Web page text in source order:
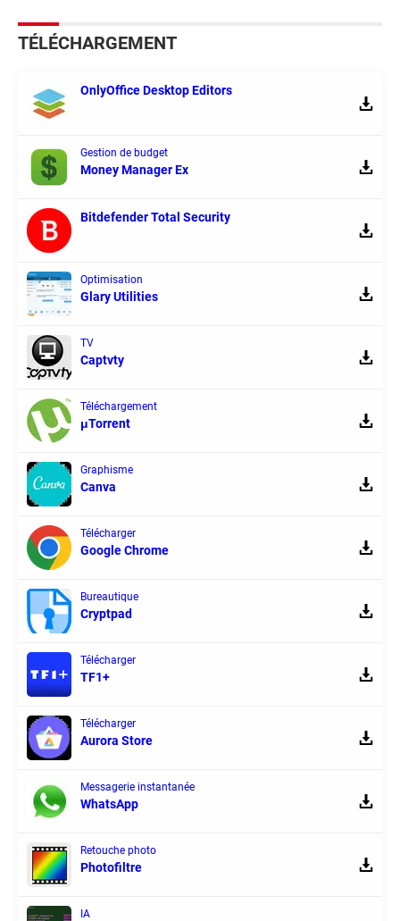
TÉLÉCHARGEMENT
OnlyOffice Desktop Editors
Gestion de budget
Money Manager Ex
Bitdefender Total Security
Optimisation
Glary Utilities
TV
Captvty
Téléchargement
μTorrent
Graphisme
Canva
Télécharger
Google Chrome
Bureautique
Cryptpad
Télécharger
TF1+
Télécharger
Aurora Store
Messagerie instantanée
WhatsApp
Retouche photo
Photofiltre
IA